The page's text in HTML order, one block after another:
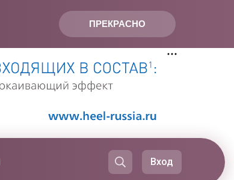
ПРЕКРАСНО
Вход